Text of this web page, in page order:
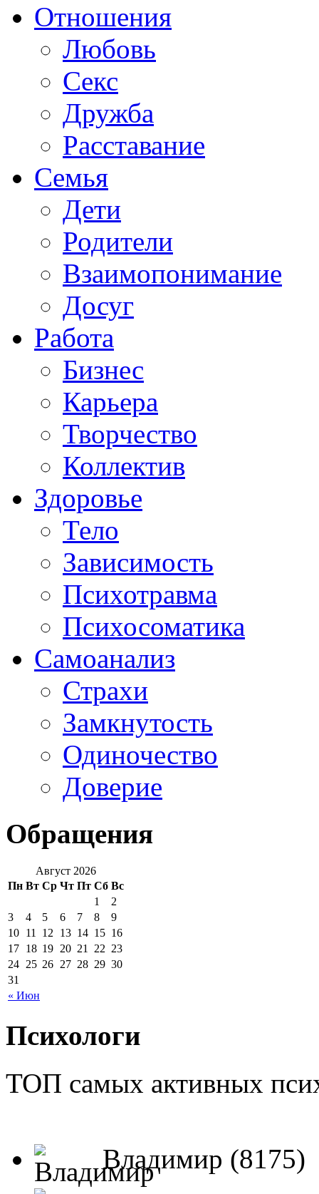
Отношения
Любовь
Секс
Дружба
Расставание
Семья
Дети
Родители
Взаимопонимание
Досуг
Работа
Бизнес
Карьера
Творчество
Коллектив
Здоровье
Тело
Зависимость
Психотравма
Психосоматика
Самоанализ
Страхи
Замкнутость
Одиночество
Доверие
Обращения
Август 2026
Пн Вт Ср Чт Пт Сб Вс
« Июн
1
2
3
4 5 6 7 8
9
10 11 12 13 14 15 16
17 18 19 20 21 22 23
24 25 26 27 28 29 30
31
Психологи
ТОП самых активных
Владимир (8175)